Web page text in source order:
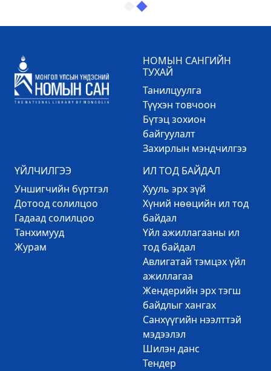
НОМЫН САНГИЙН
ТУХАЙ
Танилцуулга
Түүхэн товчоон
Бүтэц зохион
байгуулалт
Захирлын мэндчилгээ
ҮЙЛЧИЛГЭЭ
Уншигчийн бүртгэл
Дотоод солилцоо
Гадаад солилцоо
Танхимууд
Журам
ИЛ ТОД БАЙДАЛ
Хууль эрх зүй
Хүний нөөцийн ил тод
байдал
Үйл ажиллагааны ил
тод байдал
Авлигатай тэмцэх үйл
ажиллагаа
Жендерийн эрх тэгш
байдлыг хангах
Санхүүгийн нээлттэй
мэдээлэл
Шилэн данс
Тендер